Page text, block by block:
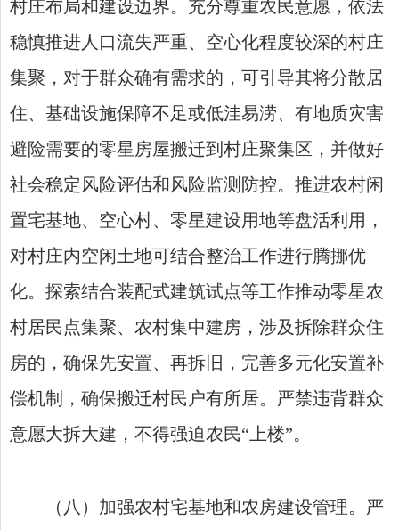
村庄布局和建设边界。充分尊重农民意愿，依法
稳慎推进人口流失严重、空心化程度较深的村庄
集聚，对于群众确有需求的，可引导其将分散居
住、基础设施保障不足或低洼易涝、有地质灾害
避险需要的零星房屋搬迁到村庄聚集区，并做好
社会稳定风险评估和风险监测防控。推进农村闲
置宅基地、空心村、零星建设用地等盘活利用，
对村庄内空闲土地可结合整治工作进行腾挪优
化。探索结合装配式建筑试点等工作推动零星农
村居民点集聚、农村集中建房，涉及拆除群众住
房的，确保先安置、再拆旧，完善多元化安置补
偿机制，确保搬迁村民户有所居。严禁违背群众
意愿大拆大建，不得强迫农民“上楼”。
（八）加强农村宅基地和农房建设管理。严